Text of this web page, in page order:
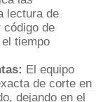
lectura de
código de
tiempo
El equipo
de corte en
dejando en el